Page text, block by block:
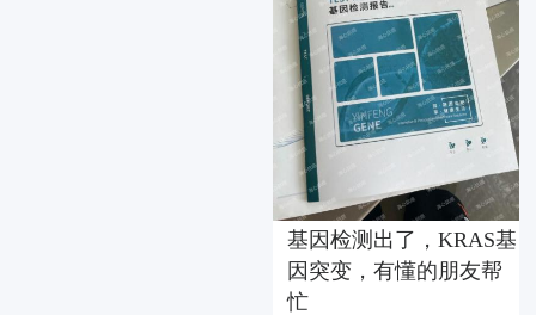
基因检测出了，KRAS基
因突变，有懂的朋友帮
忙